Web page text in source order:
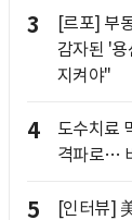
3
[르포] 부
감자된 '
지켜야"
4
도수치료
격파로…
5
[인터뷰]